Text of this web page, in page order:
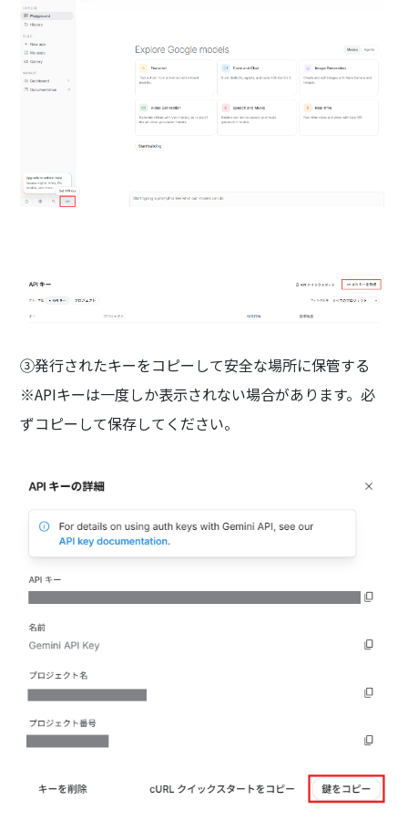
③発行されたキーをコピーして安全な場所に保管する
※APIキーは一度しか表示されない場合があります。必
ずコピーして保存してください。